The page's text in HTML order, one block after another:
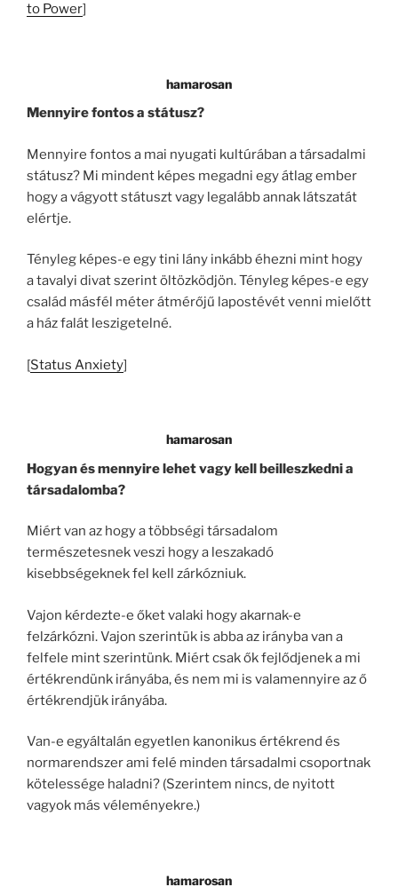
to Power]
hamarosan
Mennyire fontos a státusz?
Mennyire fontos a mai nyugati kultúrában a társadalmi
státusz? Mi mindent képes megadni egy átlag ember
hogy a vágyott státuszt vagy legalább annak látszatát
elértje.
Tényleg képes-e egy tini lány inkább éhezni mint hogy
a tavalyi divat szerint öltözködjön. Tényleg képes-e egy
család másfél méter átmérőjű lapostévét venni mielőtt
a ház falát leszigetelné.
[Status Anxiety]
hamarosan
Hogyan és mennyire lehet vagy kell beilleszkedni a
társadalomba?
Miért van az hogy a többségi társadalom
természetesnek veszi hogy a leszakadó
kisebbségeknek fel kell zárkózniuk.
Vajon kérdezte-e őket valaki hogy akarnak-e
felzárkózni. Vajon szerintük is abba az irányba van a
felfele mint szerintünk. Miért csak ők fejlődjenek a mi
értékrendünk irányába, és nem mi is valamennyire az ő
értékrendjük irányába.
Van-e egyáltalán egyetlen kanonikus értékrend és
normarendszer ami felé minden társadalmi csoportnak
kötelessége haladni? (Szerintem nincs, de nyitott
vagyok más véleményekre.)
hamarosan